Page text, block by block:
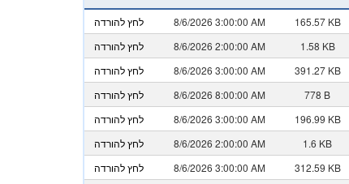
לחץ להורדה 8/6/2026 3:00:00 AM 165.57 KB
לחץ להורדה
8/6/2026 2:00:00 AM 1.58 KB
לחץ להורדה
8/6/2026 3:00:00 AM 391.27 KB
לחץ להורדה
8/6/2026 8:00:00 AM 778 B
לחץ להורדה
8/6/2026 3:00:00 AM 196.99 KB
לחץ להורדה
8/6/2026 2:00:00 AM 1.6 KB
לחץ להורדה
8/6/2026 3:00:00 AM 312.59 KB